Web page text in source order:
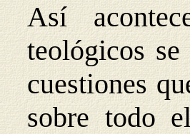
Así
teológicos
cuestiones
sobre todo